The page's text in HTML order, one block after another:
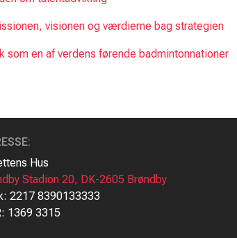
visionen og værdierne bag strategien
en af verdens førende badmintonnationer
:
Hus
Stadion 20, DK-2605 Brøndby
2217 8390133333
1369 3315